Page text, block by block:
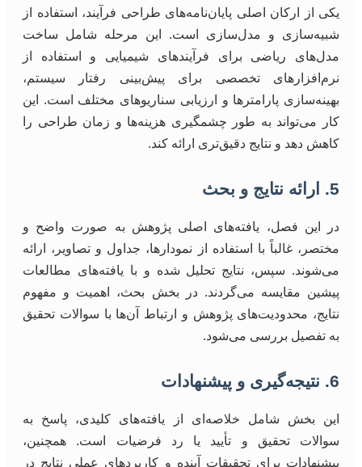
یکی از ارکان اصلی پایان‌نامه‌های طراحی فرآیند، استفاده از
شبیه‌سازی و مدل‌سازی است. این مرحله شامل ساخت
مدل‌های ریاضی برای فرآیندهای شیمیایی و استفاده از
نرم‌افزارهای تخصصی برای پیش‌بینی رفتار سیستم،
بهینه‌سازی پارامترها و ارزیابی سناریوهای مختلف است. این
کار می‌تواند به طور چشمگیری هزینه‌ها و زمان طراحی را
کاهش دهد و نتایج دقیق‌تری ارائه کند.
5. ارائه نتایج و بحث
در این فصل، یافته‌های اصلی پژوهش به صورت واضح و
مختصر، غالباً با استفاده از نمودارها، جداول و تصاویر، ارائه
می‌شوند. سپس، نتایج تحلیل شده و با یافته‌های مطالعات
پیشین مقایسه می‌گردند. در بخش بحث، اهمیت و مفهوم
نتایج، محدودیت‌های پژوهش و ارتباط آن‌ها با سوالات تحقیق
به تفصیل بررسی می‌شود.
6. نتیجه‌گیری و پیشنهادات
این بخش شامل خلاصه‌ای از یافته‌های کلیدی، پاسخ به
سوالات تحقیق و تأیید یا رد فرضیات است. همچنین،
پیشنهادات برای تحقیقات آینده و کاربردهای عملی نتایج در